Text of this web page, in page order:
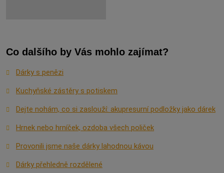
Co dalšího by Vás mohlo zajímat?
Dárky s penězi
Kuchyňské zástěry s potiskem
Dejte nohám, co si zaslouží: akupresurní podložky jako dárek
Hrnek nebo hrníček, ozdoba všech poliček
Provonili jsme naše dárky lahodnou kávou
Dárky přehledně rozdělené